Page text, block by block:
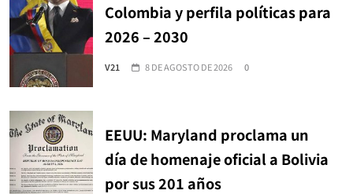
Colombia y perfila políticas para
2026 – 2030
V21 8 DE AGOSTO DE 2026 0
EEUU: Maryland proclama un
día de homenaje oficial a Bolivia
por sus 201 años